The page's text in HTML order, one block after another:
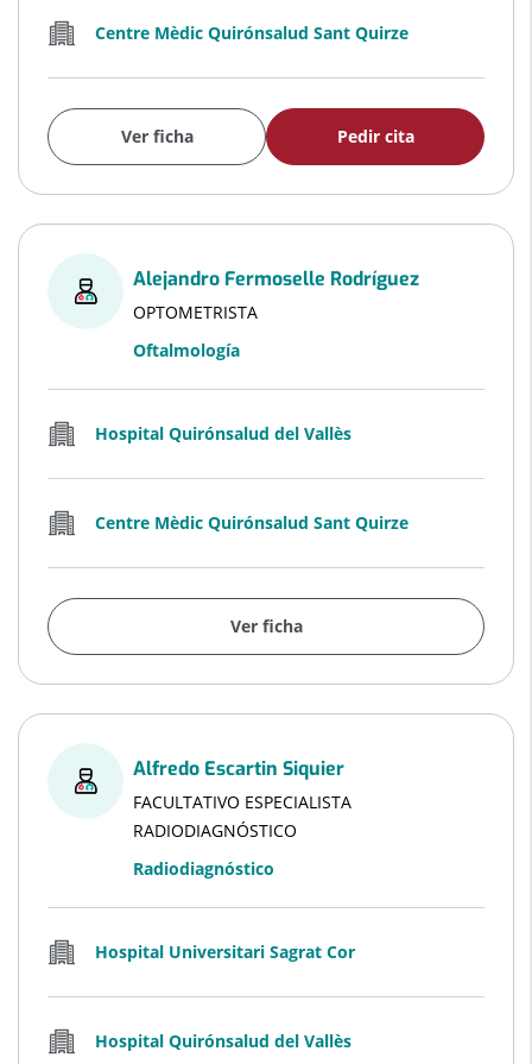
Centre Mèdic Quirónsalud Sant Quirze
Ver ficha Pedir cita
Alejandro Fermoselle Rodríguez
OPTOMETRISTA
Oftalmología
Hospital Quirónsalud del Vallès
Centre Mèdic Quirónsalud Sant Quirze
Ver ficha
Alfredo Escartin Siquier
FACULTATIVO ESPECIALISTA
RADIODIAGNÓSTICO
Radiodiagnóstico
Hospital Universitari Sagrat Cor
Hospital Quirónsalud del Vallès